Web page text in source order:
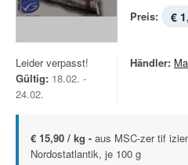
Preis: €
Leider verpasst!
Gültig: 18.02. -
24.02.
Händler:
€ 15,90 / kg - aus MSC-zer tif
Nordostatlantik, je 100 g